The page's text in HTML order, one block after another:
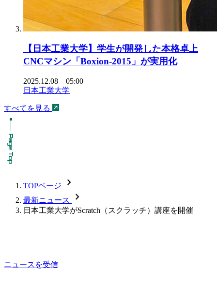
【日本工業大学】学生が開発した本格卓上
CNCマシン「Boxion-2015」が実用化
2025.12.08 05:00
日本工業大学
すべてを見る
TOPページ chevron_forward
最新ニュース chevron_forward
日本工業大学がScratch（スクラッチ）講座を開催
ニュースを受信